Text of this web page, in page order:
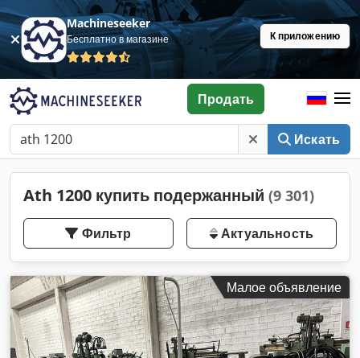
Machineseeker
Бесплатно в магазине К приложению
Искать
Продать
Ath 1200 купить подержанный (9 301)
Фильтр Актуальность
Малое объявление